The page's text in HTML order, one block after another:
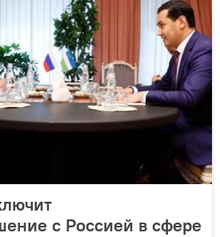
с Россией в сфере